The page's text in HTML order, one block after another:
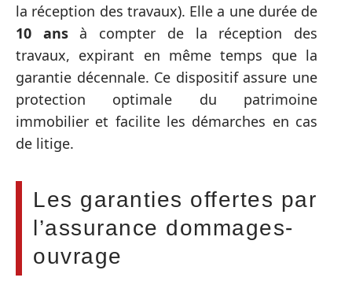
la réception des travaux). Elle a une durée de
10 ansà compter de la réception des
travaux, expirant en même temps que la
garantie décennale. Ce dispositif assure une
protection optimale du patrimoine
immobilier et facilite les démarches en cas
de litige.
Les garanties offertes par
l’assurance dommages-
ouvrage